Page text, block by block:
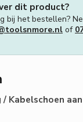
dit product?
bij het bestellen?
of
Kabelschoen aan